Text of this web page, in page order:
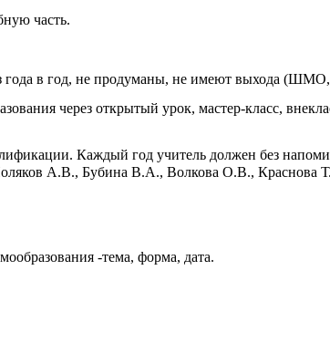
часть.
года в год, не продуманы, не имеют выхода
через открытый урок, мастер-класс,
Каждый год учитель должен без
А.В., Бубина В.А., Волкова О.В., Краснова
-тема, форма, дата.